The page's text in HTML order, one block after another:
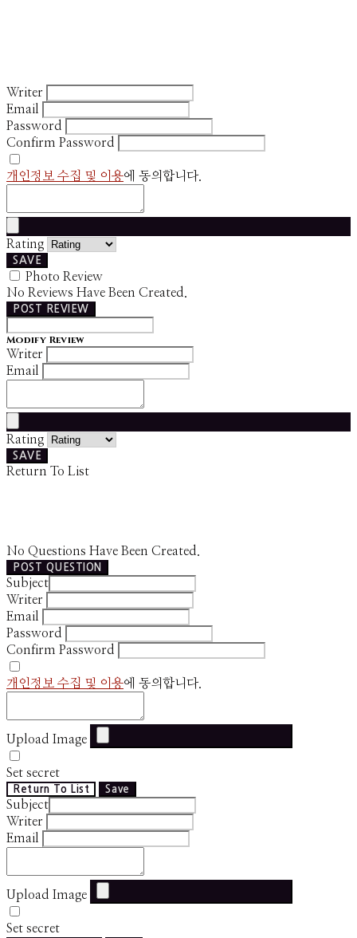
Writer
Email
Password
Confirm Password
개인정보 수집 및 이용에 동의합니다.
Rating
SAVE
Photo Review
No Reviews Have Been Created.
POST REVIEW
Modify Review
Writer
Email
Rating
SAVE
Return To List
No Questions Have Been Created.
POST QUESTION
Subject
Writer
Email
Password
Confirm Password
개인정보 수집 및 이용에 동의합니다.
Upload Image
Set secret
Return To List Save
Subject
Writer
Email
Upload Image
Set secret